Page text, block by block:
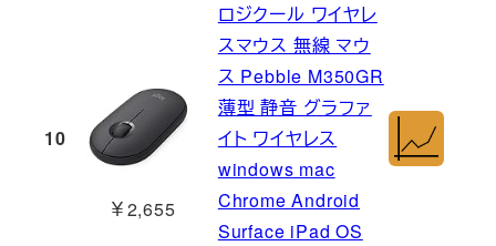
10
￥2,655
ロジクール ワイヤレ
スマウス 無線 マウ
ス Pebble M350GR
薄型 静音 グラファ
イト ワイヤレス
windows mac
Chrome Android
Surface iPad OS